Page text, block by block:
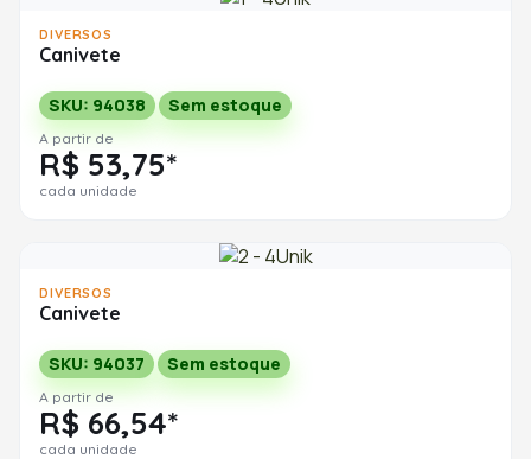
DIVERSOS
Canivete
SKU: 94038 Sem estoque
A partir de
R$ 53,75*
cada unidade
DIVERSOS
Canivete
SKU: 94037 Sem estoque
A partir de
R$ 66,54*
cada unidade